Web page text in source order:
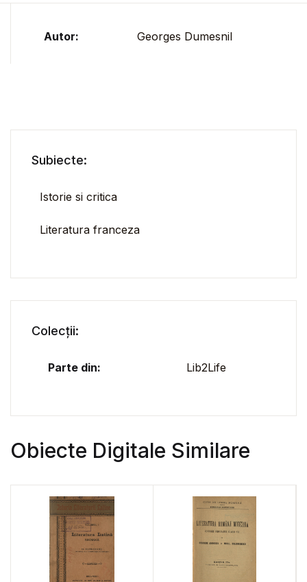
Autor: Georges Dumesnil
Subiecte:
Istorie si critica
Literatura franceza
Colecții:
Parte din: Lib2Life
Obiecte Digitale Similare